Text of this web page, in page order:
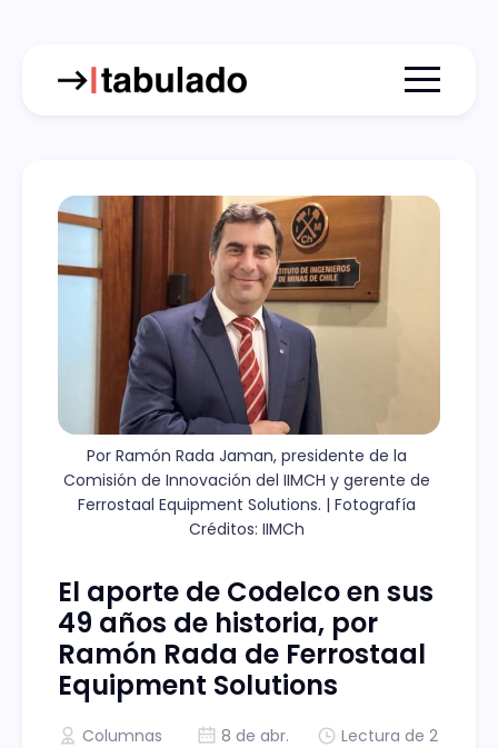
Menu
Por Ramón Rada Jaman, presidente de la
Comisión de Innovación del IIMCH y gerente de
Ferrostaal Equipment Solutions. | Fotografía
Créditos: IIMCh
El aporte de Codelco en sus
49 años de historia, por
Ramón Rada de Ferrostaal
Equipment Solutions
Columnas
8 de abr.
Lectura de 2